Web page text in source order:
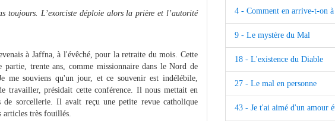
toujours. L’exorciste déploie alors la prière et l’autorité
à Jaffna, à l'évêché, pour la retraite du mois. Cette
trente ans, comme missionnaire dans le Nord de
me souviens qu'un jour, et ce souvenir est indélébile,
travailler, présidait cette conférence. Il nous mettait en
sorcellerie. Il avait reçu une petite revue catholique
articles très fouillés.
4 - Comment en arrive-t-on à
9 - Le mystère du Mal
18 - L'existence du Diable
27 - Le mal en personne
43 - Je t'ai aimé d'un amour